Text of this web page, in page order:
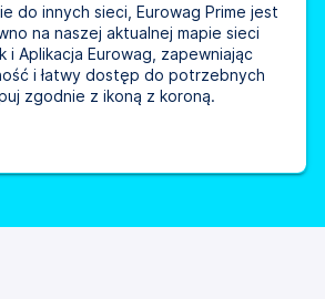
do innych sieci, Eurowag Prime jest
na naszej aktualnej mapie sieci
i Aplikacja Eurowag, zapewniając
i łatwy dostęp do potrzebnych
zgodnie z ikoną z koroną.